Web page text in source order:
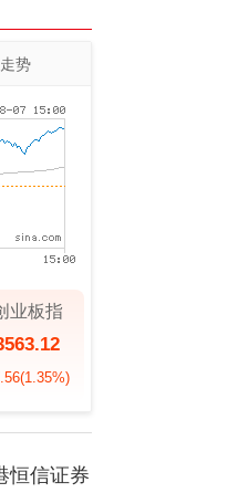
势
业板指
(1.35%)
恒信证券